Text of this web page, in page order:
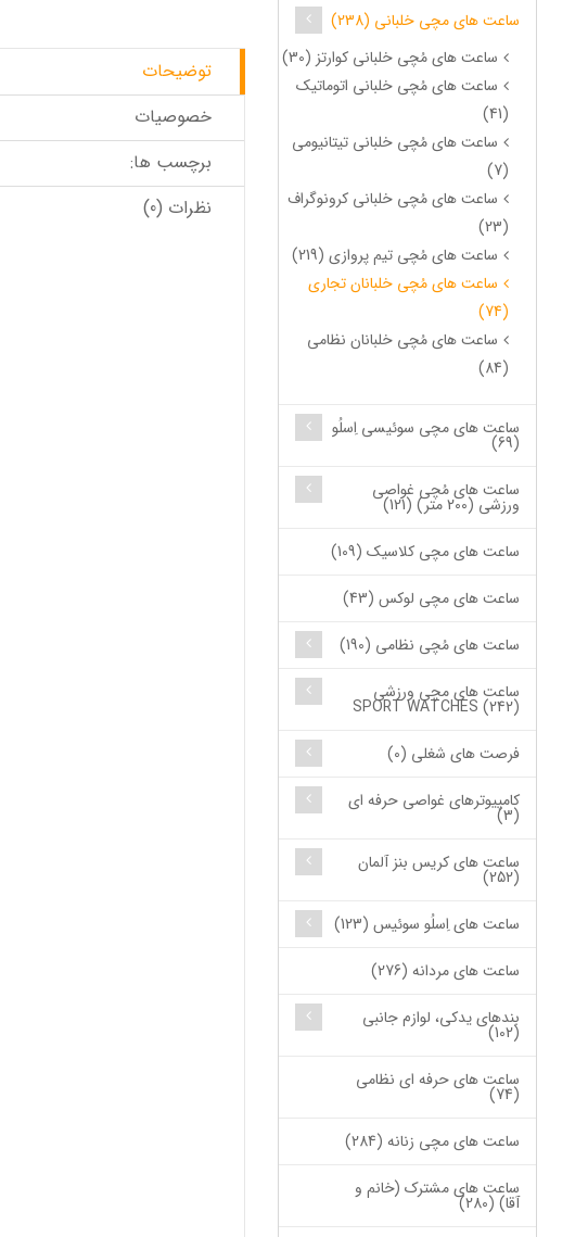
ساعت های مچی خلبانی (238)
ساعت های مُچی خلبانی کوارتز (30)
ساعت های مُچی خلبانی اتوماتیک
(41)
ساعت های مُچی خلبانی تیتانیومی
(7)
ساعت های مُچی خلبانی کرونوگراف
(23)
ساعت های مُچی تیم پروازی (219)
ساعت های مُچی خلبانان تجاری
(74)
ساعت های مُچی خلبانان نظامی
(84)
ساعت های مچی سوئیسی اِسلُو
(69)
ساعت های مُچی غواصی
ورزشی (200 متر) (121)
ساعت های مچی کلاسیک (109)
ساعت های مچی لوکس (43)
ساعت های مُچی نظامی (190)
ساعت های مچی ورزشی
SPORT WATCHES (242)
فرصت های شغلی (0)
کامپیوترهای غواصی حرفه ای
(3)
ساعت های کریس بنز آلمان
(252)
ساعت های اِسلُو سوئیس (123)
ساعت های مردانه (276)
بندهای یدکی، لوازم جانبی
(102)
ساعت های حرفه ای نظامی
(74)
ساعت های مچی زنانه (284)
ساعت های مشترک (خانم و
آقا) (280)
توضیحات
خصوصیات
برچسب ها:
نظرات (0)